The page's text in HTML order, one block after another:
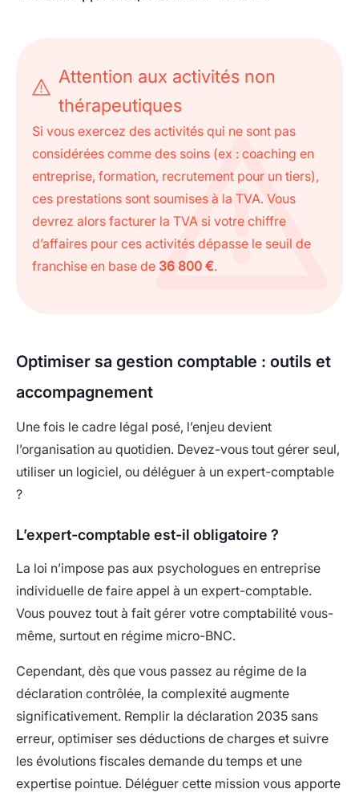
Attention aux activités non
thérapeutiques
Si vous exercez des activités qui ne sont pas
considérées comme des soins (ex : coaching en
entreprise, formation, recrutement pour un tiers),
ces prestations sont soumises à la TVA. Vous
devrez alors facturer la TVA si votre chiffre
d’affaires pour ces activités dépasse le seuil de
franchise en base de 36 800 €.
Optimiser sa gestion comptable : outils et
accompagnement
Une fois le cadre légal posé, l’enjeu devient
l’organisation au quotidien. Devez-vous tout gérer seul,
utiliser un logiciel, ou déléguer à un expert-comptable
?
L’expert-comptable est-il obligatoire ?
La loi n’impose pas aux psychologues en entreprise
individuelle de faire appel à un expert-comptable.
Vous pouvez tout à fait gérer votre comptabilité vous-
même, surtout en régime micro-BNC.
Cependant, dès que vous passez au régime de la
déclaration contrôlée, la complexité augmente
significativement. Remplir la déclaration 2035 sans
erreur, optimiser ses déductions de charges et suivre
les évolutions fiscales demande du temps et une
expertise pointue. Déléguer cette mission vous apporte